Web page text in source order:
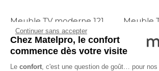
Meuble TV moderne 121
cm laqué blanc brillant
Milenor
Meuble
cm
Continuer sans accepter
Chez Matelpro, le confort
commence dès votre visite
Le confort, c'est une question de goût… pour nos